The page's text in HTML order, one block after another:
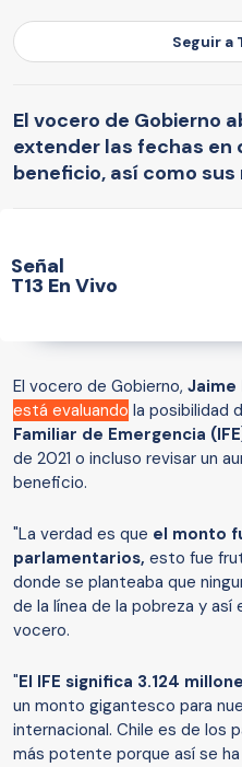
Seguir a
El vocero de Gobierno
extender las fechas en
beneficio, así como
Señal
T13 En Vivo
El vocero de Gobierno, Jaime
está evaluando la posibilidad
Familiar de Emergencia
de 2021 o incluso revisar un
beneficio.
"La verdad es que el monto
parlamentarios, esto fue
donde se planteaba que
de la línea de la pobreza y así
vocero.
"El IFE significa 3.124
un monto gigantesco para
internacional. Chile es de los
más potente porque así se